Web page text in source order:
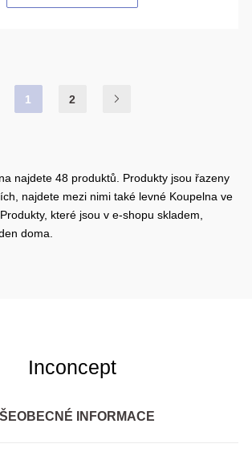
1 2
najdete 48 produktů. Produkty jsou řazeny
najdete mezi nimi také levné Koupelna ve
které jsou v e-shopu skladem,
doma.
Inconcept
INFORMACE